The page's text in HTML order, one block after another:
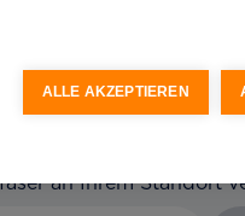
an Ihrem Standort
ALLE AKZEPTIEREN